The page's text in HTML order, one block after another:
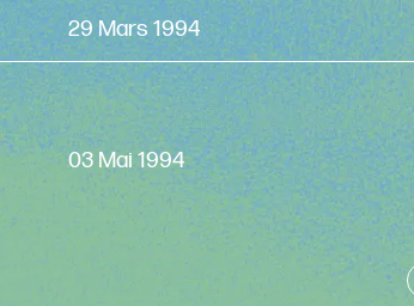
29 Mars 1994
03 Mai 1994